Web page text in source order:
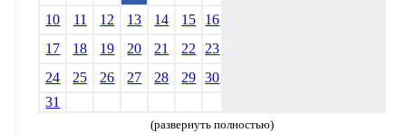
10
11 12 13 14 15
16
17
18 19 20 21 22
23
24
25 26 27 28 29
30
31
(развернуть полностью)